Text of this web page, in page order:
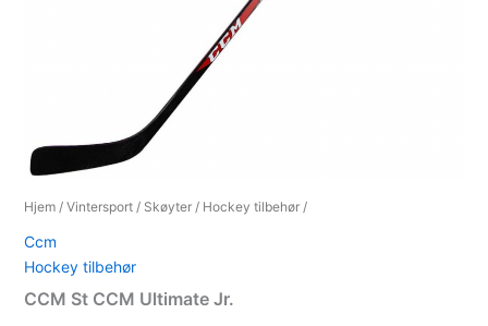
Hjem /Vintersport / Skøyter / Hockey tilbehør /
Ccm
Hockey tilbehør
CCM St CCM Ultimate Jr.